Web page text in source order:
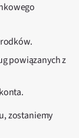
powiązanych z
zostaniemy